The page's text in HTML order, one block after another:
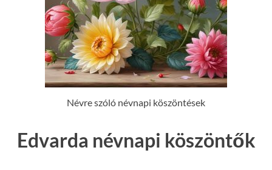
Névre szóló névnapi köszöntések
Edvarda névnapi köszöntők